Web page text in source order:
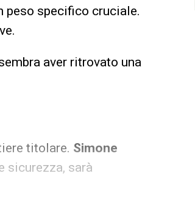
peso specifico cruciale.
aver ritrovato una
titolare. Simone
sicurezza, sarà